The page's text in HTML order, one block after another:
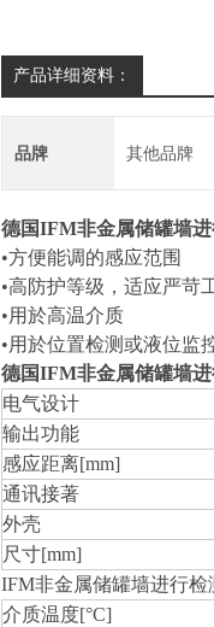
产品详细资料：
品牌 其他品牌
德国IFM非金属储罐墙
•方便能调的感应范围
•高防护等级，适应严苛
•用於高温介质
•用於位置检测或液位监
德国IFM非金属储罐墙
电气设计
输出功能
感应距离[mm]
通讯接著
外壳
尺寸[mm]
IFM非金属储罐墙进行检
介质温度[°C]